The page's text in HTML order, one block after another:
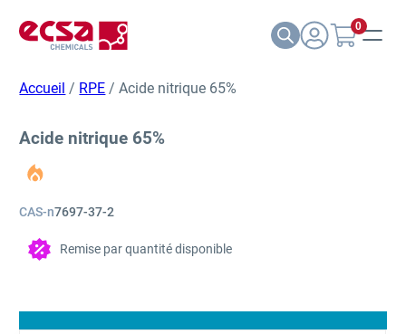
0
Accueil / RPE / Acide nitrique 65%
Acide nitrique 65%
CAS-n7697-37-2
Remise par quantité disponible